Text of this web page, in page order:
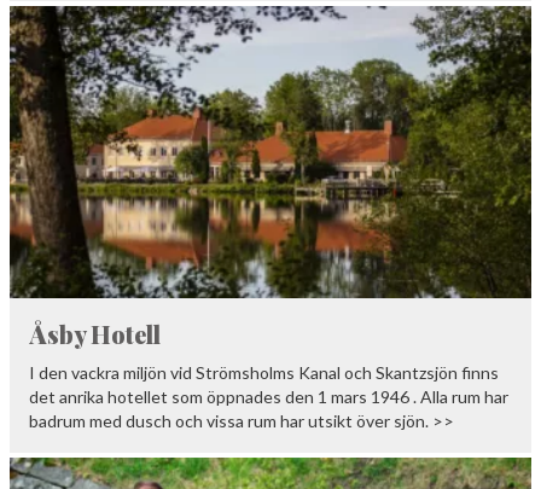
Åsby Hotell
I den vackra miljön vid Strömsholms Kanal och Skantzsjön finns
det anrika hotellet som öppnades den 1 mars 1946 . Alla rum har
badrum med dusch och vissa rum har utsikt över sjön. >>